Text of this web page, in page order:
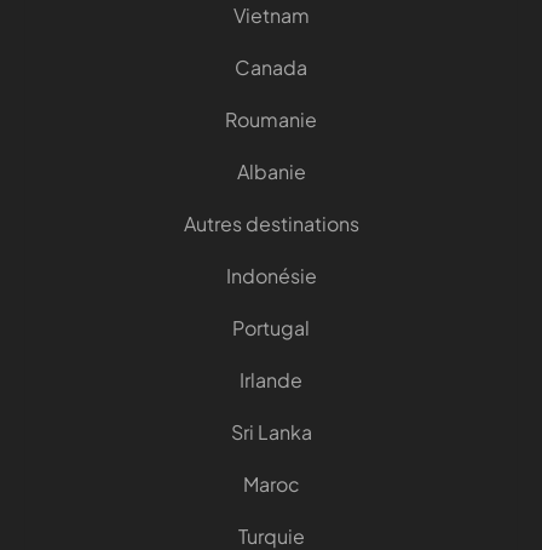
Vietnam
Canada
Roumanie
Albanie
Autres destinations
Indonésie
Portugal
Irlande
Sri Lanka
Maroc
Turquie